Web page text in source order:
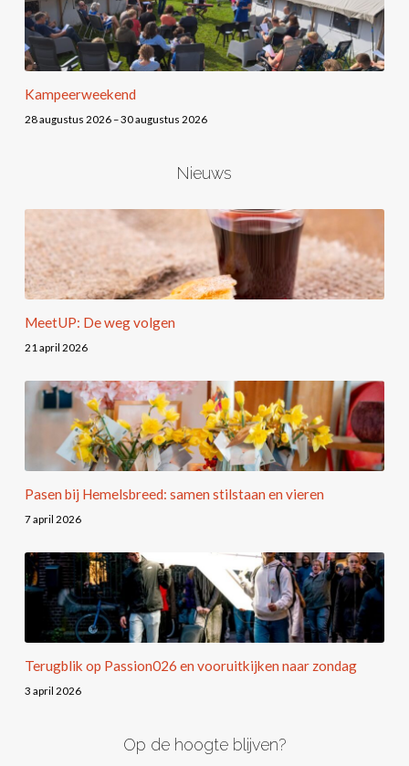
Kampeerweekend
28 augustus 2026 – 30 augustus 2026
Nieuws
MeetUP: De weg volgen
21 april 2026
Pasen bij Hemelsbreed: samen stilstaan en vieren
7 april 2026
Terugblik op Passion026 en vooruitkijken naar zondag
3 april 2026
Op de hoogte blijven?